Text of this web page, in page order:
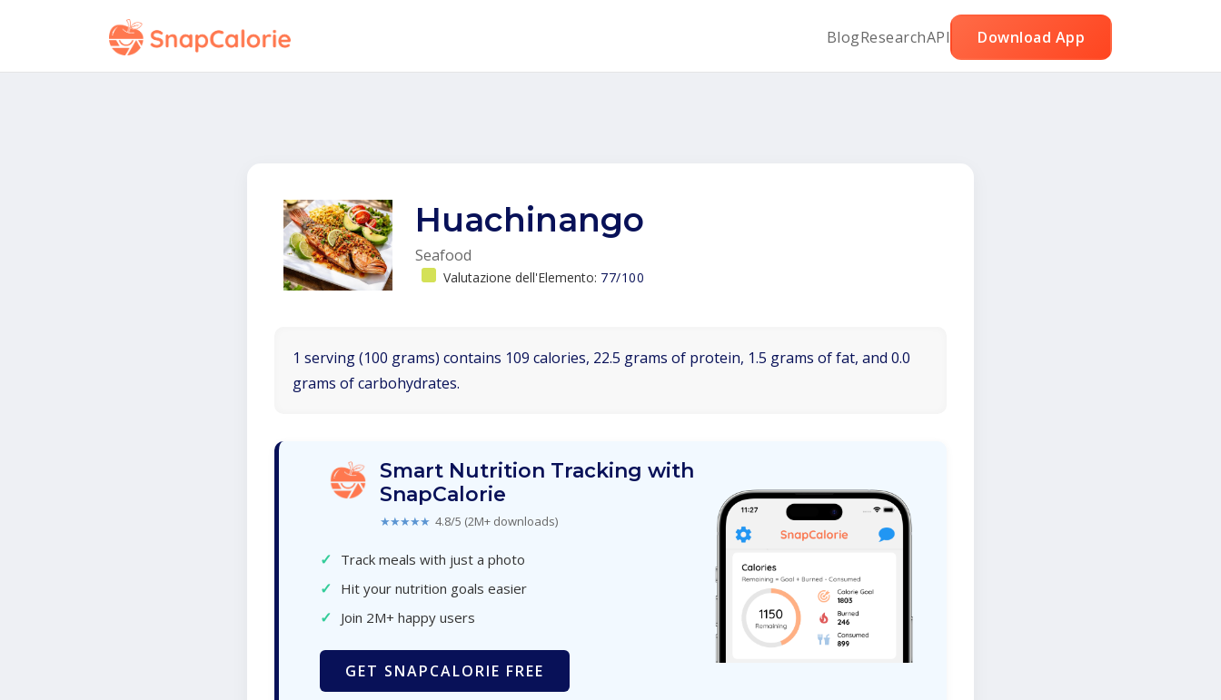
BlogResearchAPI Download App
Huachinango
Seafood
Valutazione dell'Elemento: 77/100
1 serving (100 grams) contains 109 calories, 22.5 grams of protein, 1.5 grams of fat, and 0.0
grams of carbohydrates.
Smart Nutrition Tracking with
SnapCalorie
★★★★★ 4.8/5 (2M+ downloads)
✓ Track meals with just a photo
✓ Hit your nutrition goals easier
✓ Join 2M+ happy users
GET SNAPCALORIE FREE